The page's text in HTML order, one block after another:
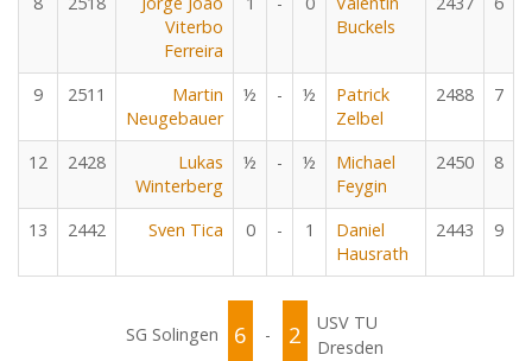
Viterbo
Ferreira
Buckels
9 2511
Martin
Neugebauer
½ - ½
Patrick
Zelbel
2488 7
12 2428
Lukas
Winterberg
½ - ½
Michael
Feygin
2450 8
13 2442 Sven Tica 0 - 1
Daniel
Hausrath
2443 9
SG Solingen 6 - 2
USV TU
Dresden